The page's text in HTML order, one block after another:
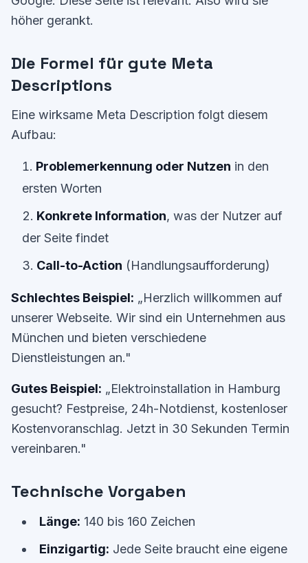
höher gerankt.
Die Formel für gute Meta
Descriptions
Eine wirksame Meta Description folgt diesem
Aufbau:
Problemerkennung oder Nutzen in den
ersten Worten
Konkrete Information, was der Nutzer auf
der Seite findet
Call-to-Action (Handlungsaufforderung)
Schlechtes Beispiel: „Herzlich willkommen auf
unserer Webseite. Wir sind ein Unternehmen aus
München und bieten verschiedene
Dienstleistungen an."
Gutes Beispiel: „Elektroinstallation in Hamburg
gesucht? Festpreise, 24h-Notdienst, kostenloser
Kostenvoranschlag. Jetzt in 30 Sekunden Termin
vereinbaren."
Technische Vorgaben
Länge: 140 bis 160 Zeichen
Einzigartig: Jede Seite braucht eine eigene